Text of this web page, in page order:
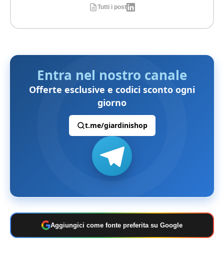
Tutti i post
Entra nel nostro canale
Offerte esclusive e codici sconto ogni
giorno
t.me/giardinishop
Aggiungici come fonte preferita su Google